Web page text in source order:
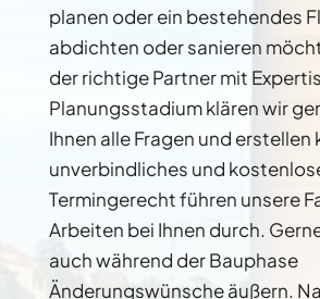
planen oder ein bestehendes
abdichten oder sanieren
der richtige Partner mit
Planungsstadium klären wir
Ihnen alle Fragen und erstellen
unverbindliches und
Termingerecht führen unsere
Arbeiten bei Ihnen durch.
auch während der Bauphase
Änderungswünsche äußern.